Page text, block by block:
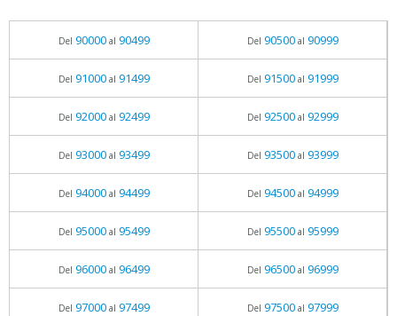
Del 90000al 90499 Del 90500al 90999
Del 91000al 91499 Del 91500al 91999
Del 92000al 92499 Del 92500al 92999
Del 93000al 93499 Del 93500al 93999
Del 94000al 94499 Del 94500al 94999
Del 95000al 95499 Del 95500al 95999
Del 96000al 96499 Del 96500al 96999
Del 97000al 97499 Del 97500al 97999